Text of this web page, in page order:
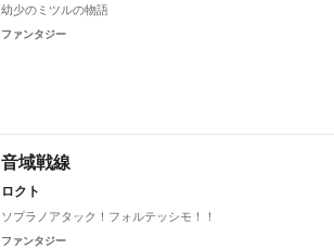
幼少のミツルの物語
ファンタジー
音域戦線
ロクト
ソプラノアタック！フォルテッシモ！！
ファンタジー